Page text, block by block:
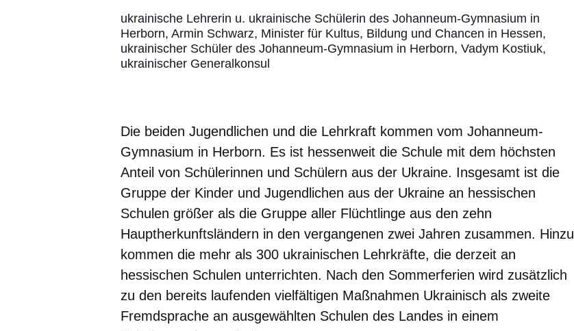
ukrainische Lehrerin u. ukrainische Schülerin des Johanneum-Gymnasium in
Herborn, Armin Schwarz, Minister für Kultus, Bildung und Chancen in Hessen,
ukrainischer Schüler des Johanneum-Gymnasium in Herborn, Vadym Kostiuk,
ukrainischer Generalkonsul
Die beiden Jugendlichen und die Lehrkraft kommen vom Johanneum-
Gymnasium in Herborn. Es ist hessenweit die Schule mit dem höchsten
Anteil von Schülerinnen und Schülern aus der Ukraine. Insgesamt ist die
Gruppe der Kinder und Jugendlichen aus der Ukraine an hessischen
Schulen größer als die Gruppe aller Flüchtlinge aus den zehn
Hauptherkunftsländern in den vergangenen zwei Jahren zusammen. Hinzu
kommen die mehr als 300 ukrainischen Lehrkräfte, die derzeit an
hessischen Schulen unterrichten. Nach den Sommerferien wird zusätzlich
zu den bereits laufenden vielfältigen Maßnahmen Ukrainisch als zweite
Fremdsprache an ausgewählten Schulen des Landes in einem